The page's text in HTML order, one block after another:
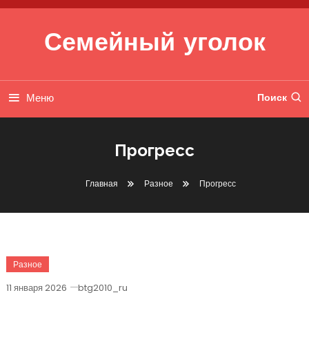
Перейти к содержимому
Семейный уголок
Меню Поиск
Прогресс
Главная Разное Прогресс
Разное
11 января 2026 btg2010_ru